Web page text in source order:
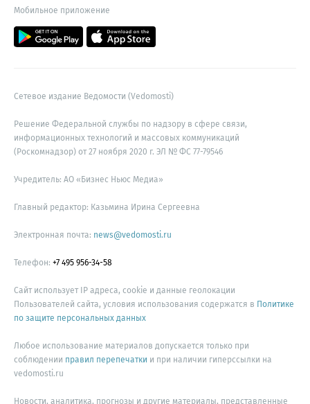
Мобильное приложение
Сетевое издание Ведомости (Vedomosti)
Решение Федеральной службы по надзору в сфере связи,
информационных технологий и массовых коммуникаций
(Роскомнадзор) от 27 ноября 2020 г. ЭЛ № ФС 77-79546
Учредитель: АО «Бизнес Ньюс Медиа»
Главный редактор: Казьмина Ирина Сергеевна
Электронная почта: news@vedomosti.ru
Телефон: +7 495 956-34-58
Сайт использует IP адреса, cookie и данные геолокации
Пользователей сайта, условия использования содержатся в Политике
по защите персональных данных
Любое использование материалов допускается только при
соблюдении правил перепечатки и при наличии гиперссылки на
vedomosti.ru
Новости, аналитика, прогнозы и другие материалы, представленные